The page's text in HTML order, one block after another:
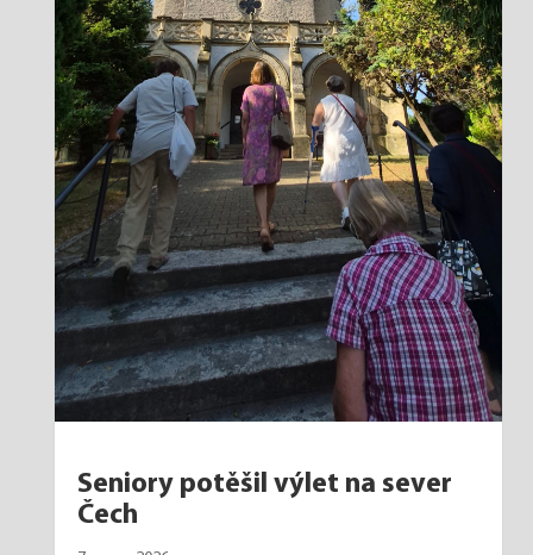
Seniory potěšil výlet na sever
Čech